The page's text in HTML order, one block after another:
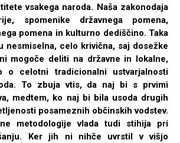
vsakega naroda. Naša zakonodaja
spomenike državnega pomena,
pomena in kulturno dediščino. Taka
nesmiselna, celo krivična, saj dosežke
mogoče deliti na državne in lokalne,
o celotni tradicionalni ustvarjalnosti
To zbuja vtis, da naj bi s prvimi
medtem, ko naj bi bila usoda drugih
posameznih občinskih vodstev.
metodologije vlada tudi stihija pri
Ker jih ni nihče uvrstil v višjo